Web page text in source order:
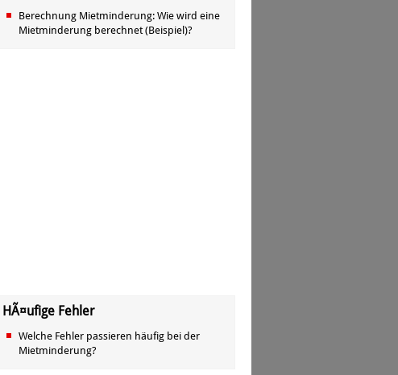
Berechnung Mietminderung: Wie wird eine
Mietminderung berechnet (Beispiel)?
HÃ¤ufige Fehler
Welche Fehler passieren häufig bei der
Mietminderung?